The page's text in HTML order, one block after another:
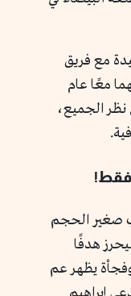
مع فريق
معًا عام
نظر الجميع،
فقط!
صغير الحجم
هدفًا
وفجأة يظهر عم